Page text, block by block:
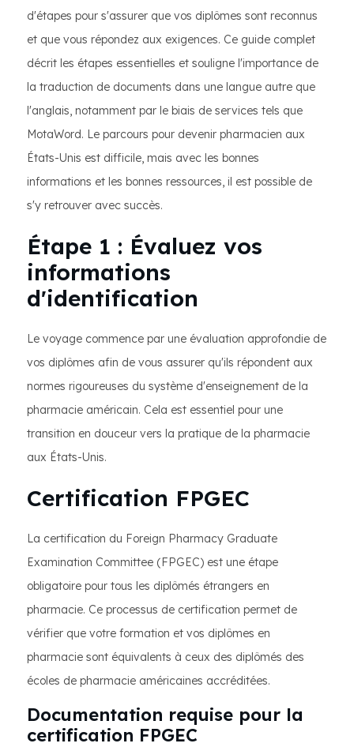
d'étapes pour s'assurer que vos diplômes sont reconnus
et que vous répondez aux exigences. Ce guide complet
décrit les étapes essentielles et souligne l'importance de
la traduction de documents dans une langue autre que
l'anglais, notamment par le biais de services tels que
MotaWord. Le parcours pour devenir pharmacien aux
États-Unis est difficile, mais avec les bonnes
informations et les bonnes ressources, il est possible de
s'y retrouver avec succès.
Étape 1 : Évaluez vos
informations
d'identification
Le voyage commence par une évaluation approfondie de
vos diplômes afin de vous assurer qu'ils répondent aux
normes rigoureuses du système d'enseignement de la
pharmacie américain. Cela est essentiel pour une
transition en douceur vers la pratique de la pharmacie
aux États-Unis.
Certification FPGEC
La certification du Foreign Pharmacy Graduate
Examination Committee (FPGEC) est une étape
obligatoire pour tous les diplômés étrangers en
pharmacie. Ce processus de certification permet de
vérifier que votre formation et vos diplômes en
pharmacie sont équivalents à ceux des diplômés des
écoles de pharmacie américaines accréditées.
Documentation requise pour la
certification FPGEC